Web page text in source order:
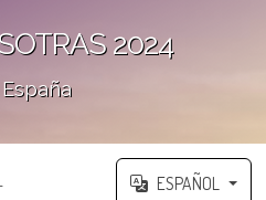
2024
ESPAÑOL